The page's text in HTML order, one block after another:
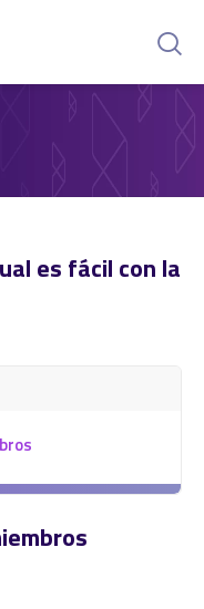
es fácil con la